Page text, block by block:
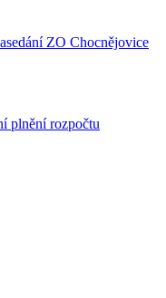
ZO Chocnějovice
plnění rozpočtu